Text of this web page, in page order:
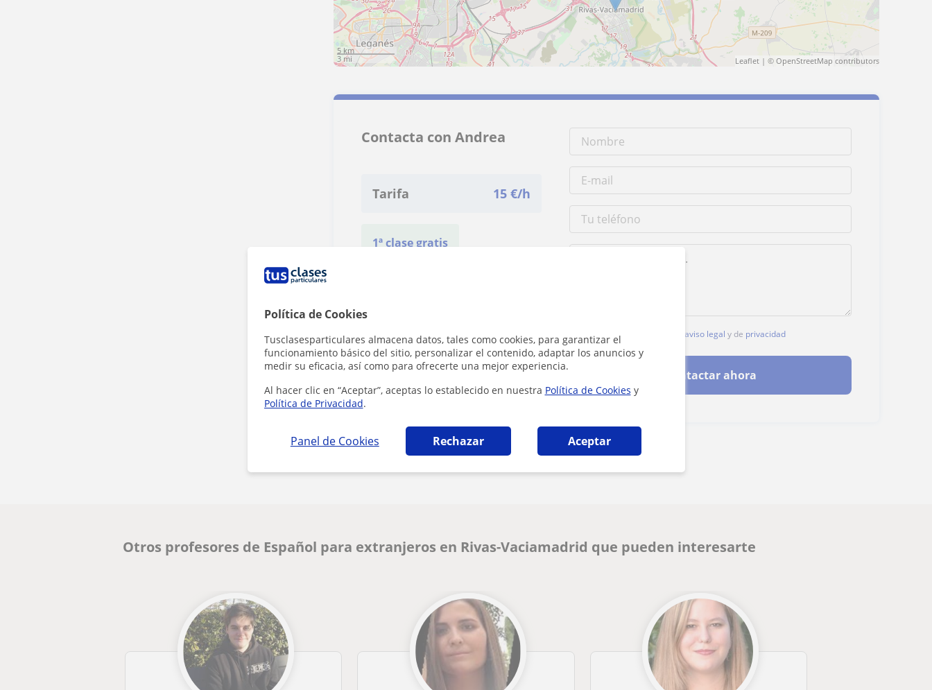
Política de Cookies
Tusclasesparticulares almacena datos, tales como cookies, para garantizar el
funcionamiento básico del sitio, personalizar el contenido, adaptar los anuncios y
medir su eficacia, así como para ofrecerte una mejor experiencia.
Al hacer clic en “Aceptar”, aceptas lo establecido en nuestra Política de Cookies y
Política de Privacidad.
Panel de Cookies Rechazar Aceptar
5 km
3 mi
Leaflet| © OpenStreetMap contributors
Contacta con Andrea
Tarifa 15 €/h
1ª clase gratis
Al hacer clic, aceptas nuestro aviso legal y de privacidad
Contactar ahora
¿Hay algún error en este perfil? Cuéntanos
Otros profesores de Español para extranjeros en Rivas-Vaciamadrid que pueden interesarte